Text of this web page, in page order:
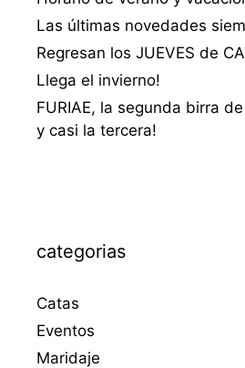
Las últimas novedades
Regresan los JUEVES de
Llega el invierno!
FURIAE, la segunda birra
y casi la tercera!
categorias
Catas
Eventos
Maridaje